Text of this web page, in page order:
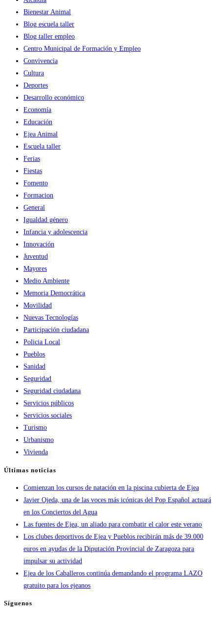
Bienestar Animal
Blog escuela taller
Blog taller empleo
Centro Municipal de Formación y Empleo
Convivencia
Cultura
Deportes
Desarrollo económico
Economía
Educación
Ejea Animal
Escuela taller
Ferias
Fiestas
Fomento
Formacion
General
Igualdad género
Infancia y adolescencia
Innovación
Juventud
Mayores
Medio Ambiente
Memoria Democrática
Movilidad
Nuevas Tecnologías
Participación ciudadana
Policia Local
Pueblos
Sanidad
Seguridad
Seguridad ciudadana
Servicios públicos
Servicios sociales
Turismo
Urbanismo
Vivienda
Últimas noticias
Comienzan los cursos de natación en la piscina cubierta de Ejea
Javier Ojeda, una de las voces más icónicas del Pop Español actuará
en los Conciertos del Agua
Las fuentes de Ejea, un aliado para combatir el calor este verano
Los clubes deportivos de Ejea y Pueblos recibirán más de 39.000
euros en ayudas de la Diputación Provincial de Zaragoza para
impulsar su actividad
Ejea de los Caballeros continúa demandando el programa LAZO
gratuito para los ejeanos
Síguenos